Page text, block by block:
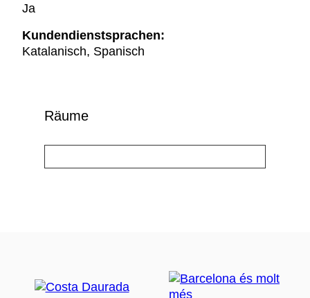
Ja
Kundendienstsprachen:
Katalanisch, Spanisch
Räume